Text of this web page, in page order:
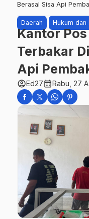
Berasal Sisa Api
Daerah Hukum dan
Kantor
Terbakar
Api
account_circleEd27calendar_monthRabu, 27